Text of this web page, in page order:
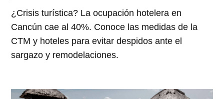
¿Crisis turística? La ocupación hotelera en
Cancún cae al 40%. Conoce las medidas de la
CTM y hoteles para evitar despidos ante el
sargazo y remodelaciones.